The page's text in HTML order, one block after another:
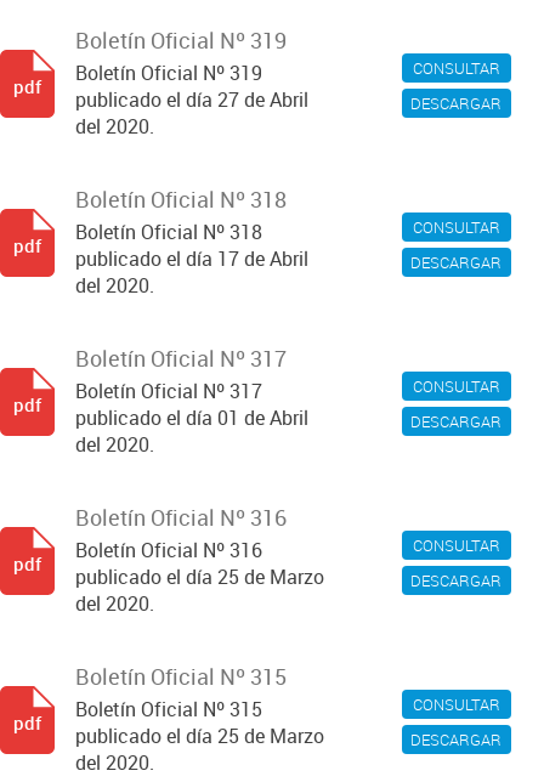
CONSULTAR
DESCARGAR
Boletín Oficial Nº 319
Boletín Oficial Nº 319
publicado el día 27 de Abril
del 2020.
pdf
CONSULTAR
DESCARGAR
Boletín Oficial Nº 318
Boletín Oficial Nº 318
publicado el día 17 de Abril
del 2020.
pdf
CONSULTAR
DESCARGAR
Boletín Oficial Nº 317
Boletín Oficial Nº 317
publicado el día 01 de Abril
del 2020.
pdf
CONSULTAR
DESCARGAR
Boletín Oficial Nº 316
Boletín Oficial Nº 316
publicado el día 25 de Marzo
del 2020.
pdf
CONSULTAR
DESCARGAR
Boletín Oficial Nº 315
Boletín Oficial Nº 315
publicado el día 25 de Marzo
del 2020.
pdf